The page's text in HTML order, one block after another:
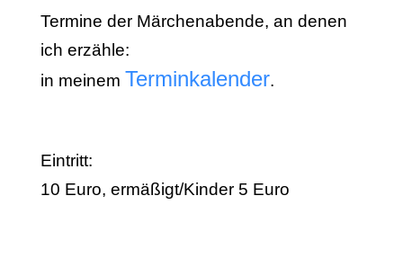
Termine der Märchenabende, an denen
ich erzähle:
in meinem Terminkalender.
Eintritt:
10 Euro, ermäßigt/Kinder 5 Euro